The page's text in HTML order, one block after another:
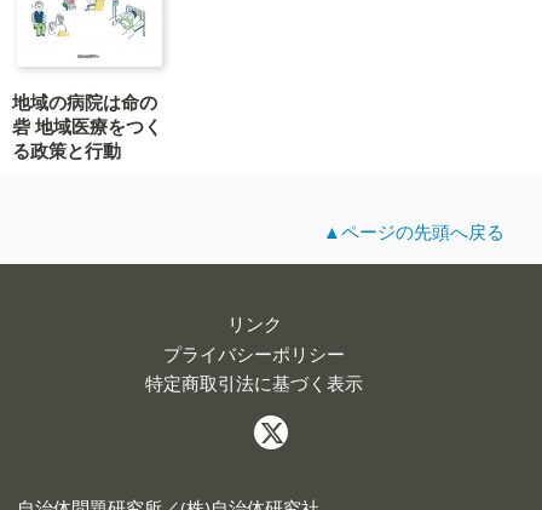
地域の病院は命の
砦 地域医療をつく
る政策と行動
▲ページの先頭へ戻る
リンク
プライバシーポリシー
特定商取引法に基づく表示